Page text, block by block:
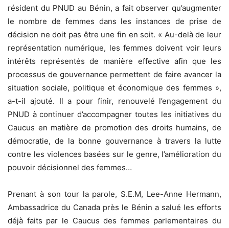
résident du PNUD au Bénin, a fait observer qu’augmenter
le nombre de femmes dans les instances de prise de
décision ne doit pas être une fin en soit. « Au-delà de leur
représentation numérique, les femmes doivent voir leurs
intérêts représentés de manière effective afin que les
processus de gouvernance permettent de faire avancer la
situation sociale, politique et économique des femmes »,
a-t-il ajouté. Il a pour finir, renouvelé l’engagement du
PNUD à continuer d’accompagner toutes les initiatives du
Caucus en matière de promotion des droits humains, de
démocratie, de la bonne gouvernance à travers la lutte
contre les violences basées sur le genre, l’amélioration du
pouvoir décisionnel des femmes…
Prenant à son tour la parole, S.E.M, Lee-Anne Hermann,
Ambassadrice du Canada près le Bénin a salué les efforts
déjà faits par le Caucus des femmes parlementaires du